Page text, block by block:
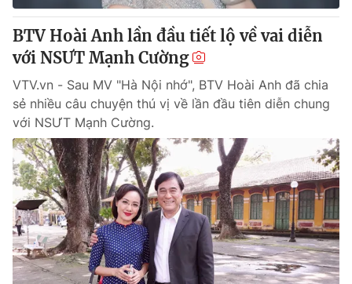
BTV Hoài Anh lần đầu tiết lộ về vai diễn
với NSƯT Mạnh Cường
VTV.vn - Sau MV "Hà Nội nhớ", BTV Hoài Anh đã chia
sẻ nhiều câu chuyện thú vị về lần đầu tiên diễn chung
với NSƯT Mạnh Cường.